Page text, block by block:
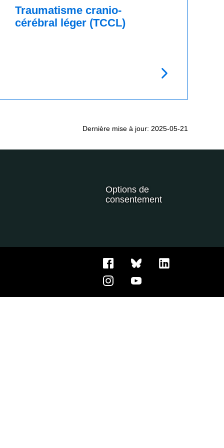
Traumatisme cranio-
cérébral léger (TCCL)
Dernière mise à jour: 2025-05-21
Options de
consentement